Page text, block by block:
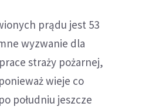
prądu jest 53
wyzwanie dla
straży pożarnej,
wieje co
południu jeszcze